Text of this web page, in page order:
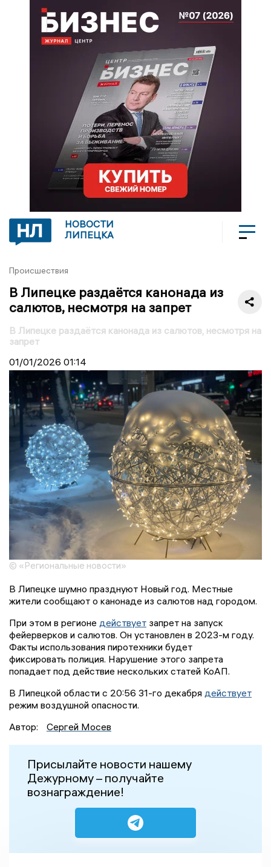
НОВОСТИ
ЛИПЕЦКА
Происшествия
В Липецке раздаётся канонада из
салютов, несмотря на запрет
В Липецке раздаётся канонада из салютов, несмотря на
запрет
01/01/2026 01:14
© «Региональные новости»
В Липецке шумно празднуют Новый год. Местные
жители сообщают о канонаде из салютов над городом.
При этом в регионе действует запрет на запуск
фейерверков и салютов. Он установлен в 2023-м году.
Факты использования пиротехники будет
фиксировать полиция. Нарушение этого запрета
попадает под действие нескольких статей КоАП.
В Липецкой области с 20:56 31-го декабря действует
режим воздушной опасности.
Автор:
Сергей Мосев
Присылайте новости нашему
Дежурному – получайте
вознаграждение!